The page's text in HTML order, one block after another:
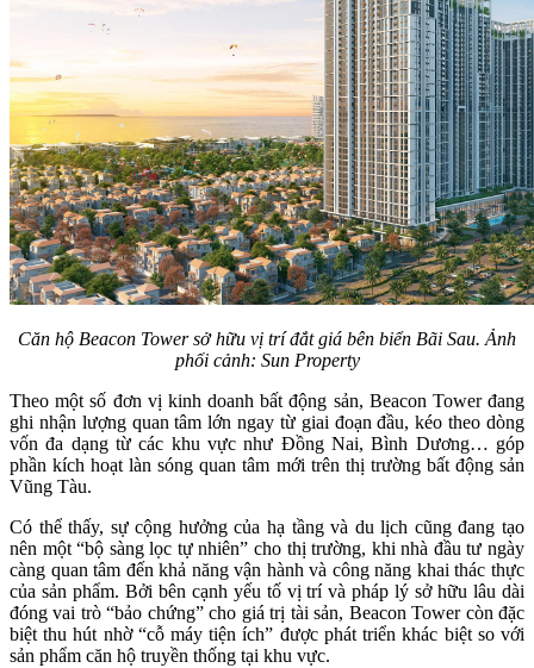
Căn hộ Beacon Tower sở hữu vị trí đắt giá bên biển Bãi Sau. Ảnh
phối cảnh: Sun Property
Theo một số đơn vị kinh doanh bất động sản, Beacon Tower đang
ghi nhận lượng quan tâm lớn ngay từ giai đoạn đầu, kéo theo dòng
vốn đa dạng từ các khu vực như Đồng Nai, Bình Dương… góp
phần kích hoạt làn sóng quan tâm mới trên thị trường bất động sản
Vũng Tàu.
Có thể thấy, sự cộng hưởng của hạ tầng và du lịch cũng đang tạo
nên một “bộ sàng lọc tự nhiên” cho thị trường, khi nhà đầu tư ngày
càng quan tâm đến khả năng vận hành và công năng khai thác thực
của sản phẩm. Bởi bên cạnh yếu tố vị trí và pháp lý sở hữu lâu dài
đóng vai trò “bảo chứng” cho giá trị tài sản, Beacon Tower còn đặc
biệt thu hút nhờ “cỗ máy tiện ích” được phát triển khác biệt so với
sản phẩm căn hộ truyền thống tại khu vực.